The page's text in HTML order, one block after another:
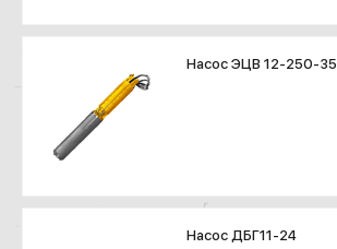
Насос ЭЦВ 12-250-35
Насос ДБГ11-24